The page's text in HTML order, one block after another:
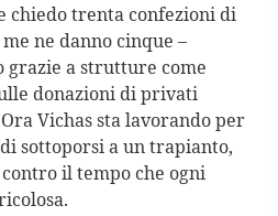
chiedo trenta confezioni di
ne danno cinque –
grazie a strutture come
donazioni di privati
Vichas sta lavorando per
sottoporsi a un trapianto,
il tempo che ogni